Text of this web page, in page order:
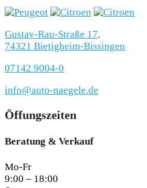
Gustav-Rau-Straße 17,
74321 Bietigheim-Bissingen
07142 9004-0
info@auto-naegele.de
Öffungszeiten
Beratung & Verkauf
Mo-Fr
9:00 – 18:00